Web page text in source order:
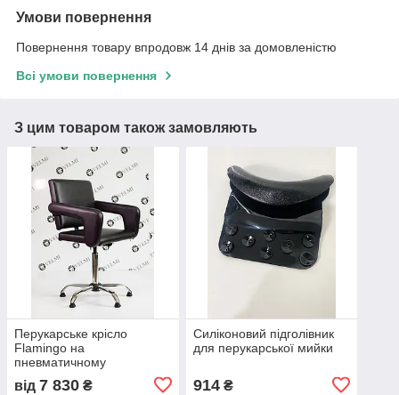
Умови повернення
Повернення товару впродовж 14 днів за домовленістю
Всі умови повернення
З цим товаром також замовляють
Перукарське крісло
Flamingo на
пневматичному
підіймальному механізмі
від 7 830 ₴
Силіконовий підголівник
для перукарської мийки
914₴